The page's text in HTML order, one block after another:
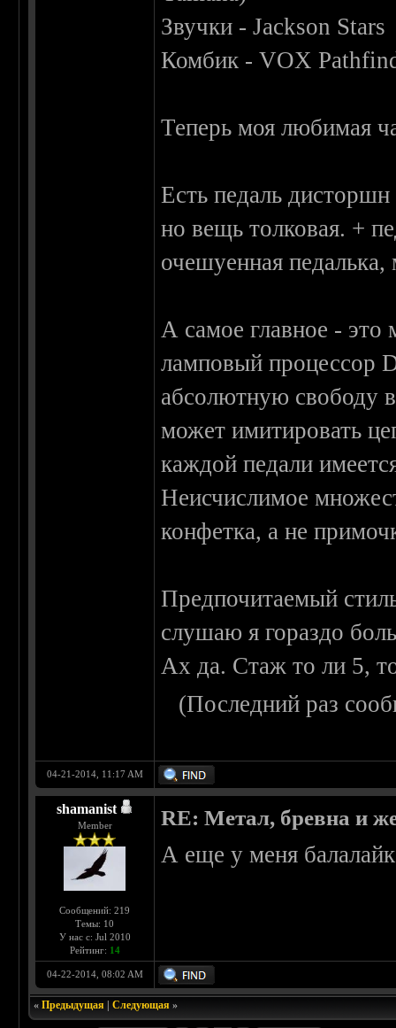
Звучки - Jackson Stars
Комбик - VOX
Теперь моя любимая
Есть педаль
но вещь толковая. +
очешуенная
А самое главное - это
ламповый процессор
абсолютную свободу
может имитировать
каждой педали
Неисчислимое
конфетка, а не
Предпочитаемый
слушаю я гораздо
Ах да. Стаж то ли 5,
(Последний раз
04-21-2014, 11:17 AM
shamanist
Member
Сообщений: 219
Темы: 10
У нас с: Jul 2010
Рейтинг: 14
RE: Метал, бревна и
А еще у меня
04-22-2014, 08:02 AM
«Предыдущая |Следующая »